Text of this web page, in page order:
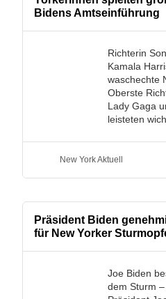
Bidens Amtseinführung
Richterin
Kamala
waschechte
Oberste
Lady Gaga
leisteten
New York Aktuell
Präsident Biden
für New Yorker
Joe Biden
dem Sturm